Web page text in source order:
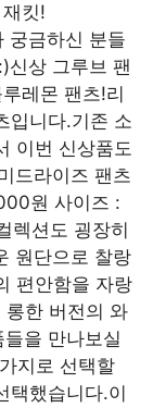
킷!
궁금하신 분들
신상 그루브 팬
레몬 팬츠!리
입니다.기존 소
이번 신상품도
드라이즈 팬츠
원 사이즈 :
렉션도 굉장히
원단으로 찰랑
편안함을 자랑
한 버전의 와
을 만나보실
지로 선택할
택했습니다.이